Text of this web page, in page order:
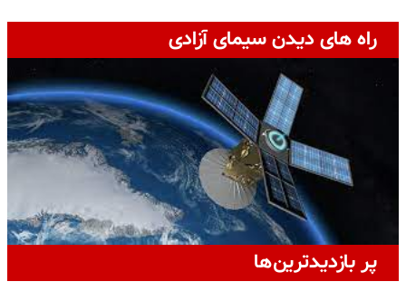
راه های دیدن سیمای آزادی
پر بازدیدترین‌ها